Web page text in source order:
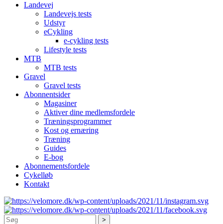
Landevej
Landevejs tests
Udstyr
eCykling
e-cykling tests
Lifestyle tests
MTB
MTB tests
Gravel
Gravel tests
Abonnentsider
Magasiner
Aktiver dine medlemsfordele
Træningsprogrammer
Kost og ernæring
Træning
Guides
E-bog
Abonnementsfordele
Cykelløb
Kontakt
Søg